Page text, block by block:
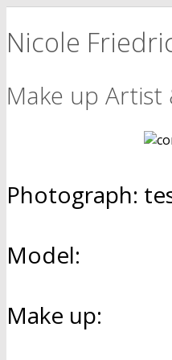
Nicole
Make up Artist
Photograph:
Model:
Make up: